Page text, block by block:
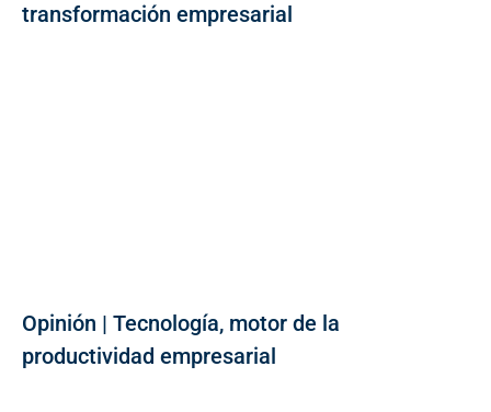
transformación empresarial
Opinión | Tecnología, motor de la
productividad empresarial